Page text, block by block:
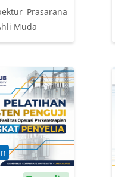
Prasarana
Muda